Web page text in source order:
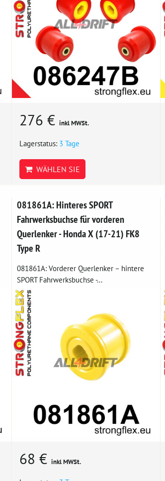
276 € inkl MWSt.
Lagerstatus: 3 Tage
WÄHLEN SIE
081861A: Hinteres SPORT
Fahrwerksbuchse für vorderen
Querlenker - Honda X (17-21) FK8
Type R
081861A: Vorderer Querlenker – hintere
SPORT Fahrwerksbuchse -...
68 € inkl MWSt.